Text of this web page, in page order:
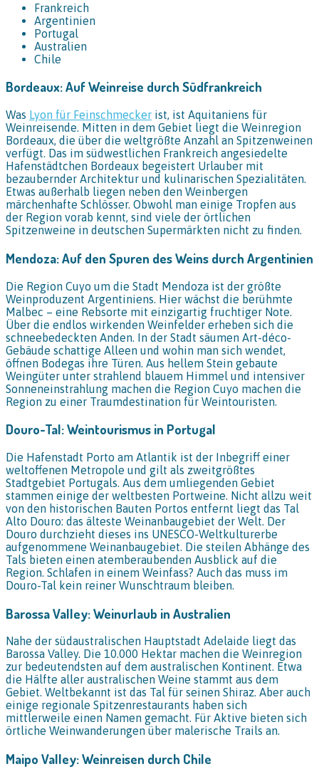
Frankreich
Argentinien
Portugal
Australien
Chile
Bordeaux: Auf Weinreise durch Südfrankreich
Was Lyon für Feinschmecker ist, ist Aquitaniens für
Weinreisende. Mitten in dem Gebiet liegt die Weinregion
Bordeaux, die über die weltgrößte Anzahl an Spitzenweinen
verfügt. Das im südwestlichen Frankreich angesiedelte
Hafenstädtchen Bordeaux begeistert Urlauber mit
bezaubernder Architektur und kulinarischen Spezialitäten.
Etwas außerhalb liegen neben den Weinbergen
märchenhafte Schlösser. Obwohl man einige Tropfen aus
der Region vorab kennt, sind viele der örtlichen
Spitzenweine in deutschen Supermärkten nicht zu finden.
Mendoza: Auf den Spuren des Weins durch Argentinien
Die Region Cuyo um die Stadt Mendoza ist der größte
Weinproduzent Argentiniens. Hier wächst die berühmte
Malbec – eine Rebsorte mit einzigartig fruchtiger Note.
Über die endlos wirkenden Weinfelder erheben sich die
schneebedeckten Anden. In der Stadt säumen Art-déco-
Gebäude schattige Alleen und wohin man sich wendet,
öffnen Bodegas ihre Türen. Aus hellem Stein gebaute
Weingüter unter strahlend blauem Himmel und intensiver
Sonneneinstrahlung machen die Region Cuyo machen die
Region zu einer Traumdestination für Weintouristen.
Douro-Tal: Weintourismus in Portugal
Die Hafenstadt Porto am Atlantik ist der Inbegriff einer
weltoffenen Metropole und gilt als zweitgrößtes
Stadtgebiet Portugals. Aus dem umliegenden Gebiet
stammen einige der weltbesten Portweine. Nicht allzu weit
von den historischen Bauten Portos entfernt liegt das Tal
Alto Douro: das älteste Weinanbaugebiet der Welt. Der
Douro durchzieht dieses ins UNESCO-Weltkulturerbe
aufgenommene Weinanbaugebiet. Die steilen Abhänge des
Tals bieten einen atemberaubenden Ausblick auf die
Region. Schlafen in einem Weinfass? Auch das muss im
Douro-Tal kein reiner Wunschtraum bleiben.
Barossa Valley: Weinurlaub in Australien
Nahe der südaustralischen Hauptstadt Adelaide liegt das
Barossa Valley. Die 10.000 Hektar machen die Weinregion
zur bedeutendsten auf dem australischen Kontinent. Etwa
die Hälfte aller australischen Weine stammt aus dem
Gebiet. Weltbekannt ist das Tal für seinen Shiraz. Aber auch
einige regionale Spitzenrestaurants haben sich
mittlerweile einen Namen gemacht. Für Aktive bieten sich
örtliche Weinwanderungen über malerische Trails an.
Maipo Valley: Weinreisen durch Chile